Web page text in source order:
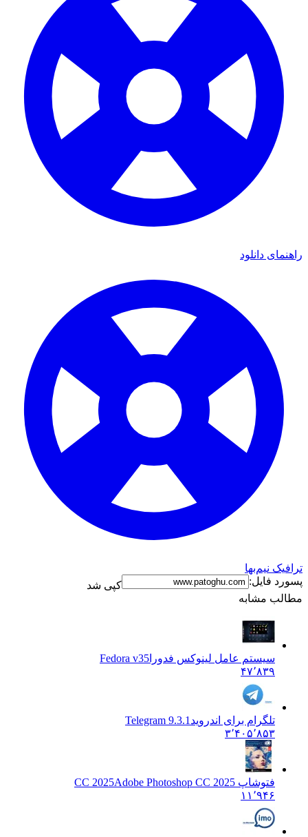
راهنمای دانلود
ترافیک نیم‌بها
پسورد فایل:
کپی شد
مطالب مشابه
سیستم عامل لینوکس فدورا Fedora v35
۴۷٬۸۳۹
تلگرام برای اندروید Telegram 9.3.1
۳٬۴۰۵٬۸۵۳
فتوشاپ CC 2025 Adobe Photoshop CC 2025
۱۱٬۹۴۶